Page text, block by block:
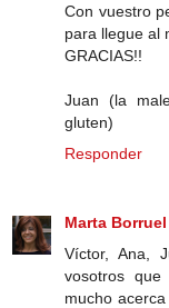
Con vuestro
para llegue al
GRACIAS!!
Juan (la
gluten)
Responder
Marta Borruel
Víctor, Ana,
vosotros
mucho